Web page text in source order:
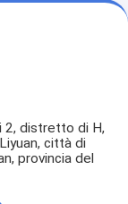
2, distretto di H,
città di
provincia del